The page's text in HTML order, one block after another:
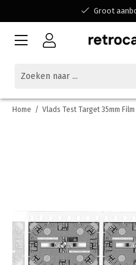
Groot
Bereikbaar
Home / Vlads Test Target 35mm